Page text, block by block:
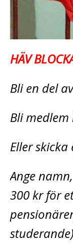
HÄV
Bli en del
Bli medlem
Eller
Ange
300 kr för
studerande)